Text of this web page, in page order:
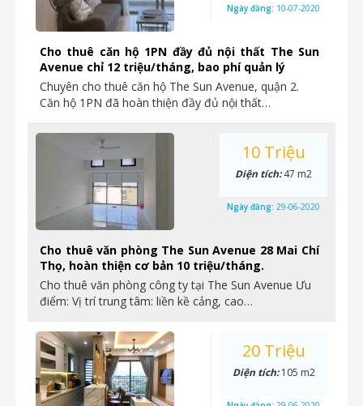
Cho thuê căn hộ 1PN đầy đủ nội thất The Sun
Avenue chỉ 12 triệu/tháng, bao phí quản lý
Chuyên cho thuê căn hộ The Sun Avenue, quận 2.
Căn hộ 1PN đã hoàn thiện đầy đủ nội thất…
Ngày đăng: 10-07-2020
Cho thuê văn phòng The Sun Avenue 28 Mai Chí
Thọ, hoàn thiện cơ bản 10 triệu/tháng.
Cho thuê văn phòng công ty tại The Sun Avenue Ưu
điểm: Vị trí trung tâm: liền kề cảng, cao…
10 Triệu
Diện tích:47 m2
Ngày đăng: 29-06-2020
20 Triệu
Diện tích:105 m2